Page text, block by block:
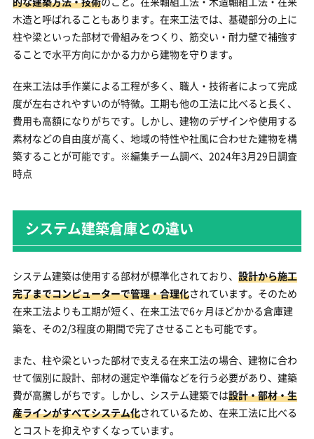
木造と呼ばれることもあります。在来工法では、基礎部分の上に
柱や梁といった部材で骨組みをつくり、筋交い・耐力壁で補強す
ることで水平方向にかかる力から建物を守ります。
在来工法は手作業による工程が多く、職人・技術者によって完成
度が左右されやすいのが特徴。工期も他の工法に比べると長く、
費用も高額になりがちです。しかし、建物のデザインや使用する
素材などの自由度が高く、地域の特性や社風に合わせた建物を構
築することが可能です。※編集チーム調べ、2024年3月29日調査
時点
システム建築倉庫との違い
システム建築は使用する部材が標準化されており、 設計から施工
完了までコンピューターで管理・合理化されています。そのため
在来工法よりも工期が短く、在来工法で6ヶ月ほどかかる倉庫建
築を、その2/3程度の期間で完了させることも可能です。
また、柱や梁といった部材で支える在来工法の場合、建物に合わ
せて個別に設計、部材の選定や準備などを行う必要があり、建築
費が高騰しがちです。しかし、システム建築では設計・部材・生
産ラインがすべてシステム化されているため、在来工法に比べる
とコストを抑えやすくなっています。